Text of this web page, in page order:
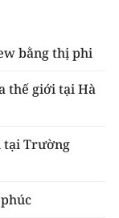
bằng thị phi
thế giới tại Hà
tại Trường